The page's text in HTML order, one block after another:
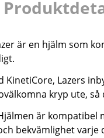
är en hjälm som
KinetiCore, Lazers
kryp ute, så
är
bekvämlighet varje